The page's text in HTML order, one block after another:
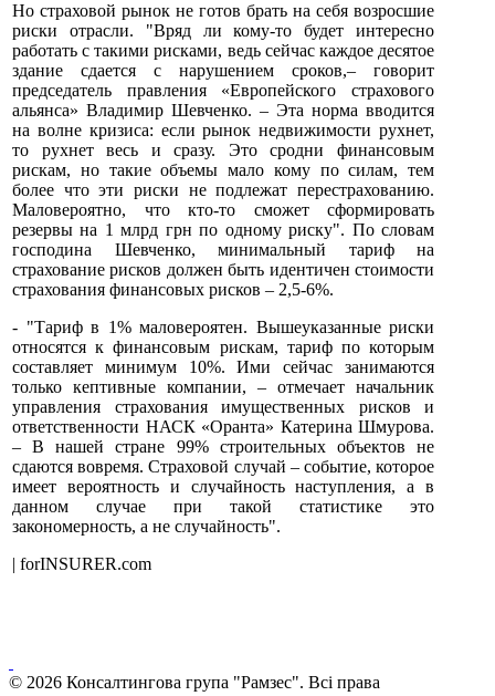
Но страховой рынок не готов брать на себя возросшие
риски отрасли. "Вряд ли кому-то будет интересно
работать с такими рисками, ведь сейчас каждое десятое
здание сдается с нарушением сроков,– говорит
председатель правления «Европейского страхового
альянса» Владимир Шевченко. – Эта норма вводится
на волне кризиса: если рынок недвижимости рухнет,
то рухнет весь и сразу. Это сродни финансовым
рискам, но такие объемы мало кому по силам, тем
более что эти риски не подлежат перестрахованию.
Маловероятно, что кто-то сможет сформировать
резервы на 1 млрд грн по одному риску". По словам
господина Шевченко, минимальный тариф на
страхование рисков должен быть идентичен стоимости
страхования финансовых рисков – 2,5-6%.
- "Тариф в 1% маловероятен. Вышеуказанные риски
относятся к финансовым рискам, тариф по которым
составляет минимум 10%. Ими сейчас занимаются
только кептивные компании, – отмечает начальник
управления страхования имущественных рисков и
ответственности НАСК «Оранта» Катерина Шмурова.
– В нашей стране 99% строительных объектов не
сдаются вовремя. Страховой случай – событие, которое
имеет вероятность и случайность наступления, а в
данном случае при такой статистике это
закономерность, а не случайность".
| forINSURER.com
© 2026 Консалтингова група "Рамзес". Всі права